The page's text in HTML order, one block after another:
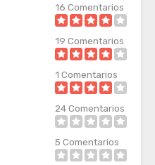
16 Comentarios
19 Comentarios
1 Comentarios
24Comentarios
5 Comentarios